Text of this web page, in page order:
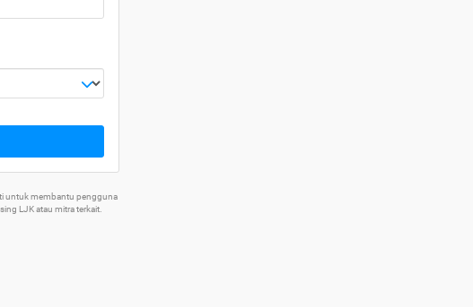
untuk membantu pengguna
LJK atau mitra terkait.